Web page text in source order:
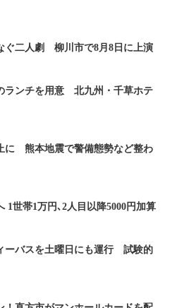
ぐ二人劇 柳川市で8月8日に上演
ランチを用意 北九州・千草ホテ
に 熊本地震で警備態勢など整わ
1世帯1万円､2人目以降5000円加算
ーバスを土曜日にも運行 試験的